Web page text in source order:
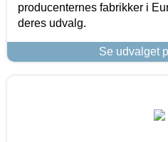
producenternes fabrikker i
deres udvalg.
Se udvalget